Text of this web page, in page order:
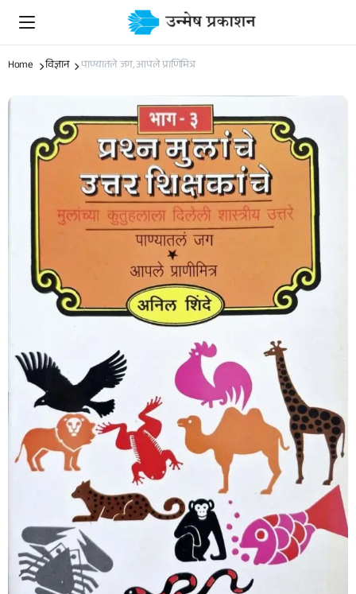
Home विज्ञान पाण्यातले जग, आपले प्राणिमित्र